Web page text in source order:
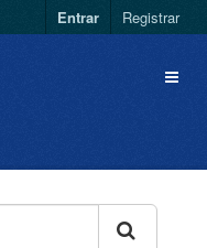
Entrar Registrar